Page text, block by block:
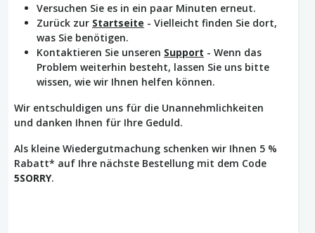
Versuchen Sie es in ein paar Minuten erneut.
Zurück zur Startseite - Vielleicht finden Sie dort,
was Sie benötigen.
Kontaktieren Sie unseren Support - Wenn das
Problem weiterhin besteht, lassen Sie uns bitte
wissen, wie wir Ihnen helfen können.
Wir entschuldigen uns für die Unannehmlichkeiten
und danken Ihnen für Ihre Geduld.
Als kleine Wiedergutmachung schenken wir Ihnen 5 %
Rabatt* auf Ihre nächste Bestellung mit dem Code
5SORRY.